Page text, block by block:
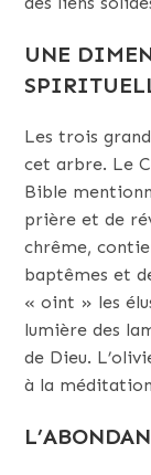
UNE
Les trois
cet arbre. Le
Bible
prière et de
chrême,
baptêmes et
« oint » les
lumière des
de Dieu.
à la